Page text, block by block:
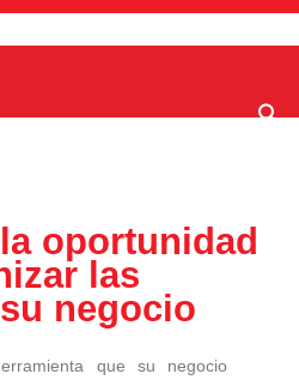
oportunidad
las
negocio